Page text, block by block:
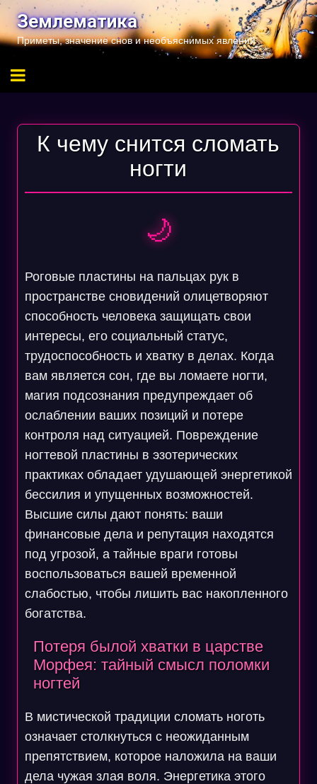
Перейти
содержимому
Землематика
Приметы, значение снов и необъяснимых явлений
К чему снится сломать
ногти
🌙
Роговые пластины на пальцах рук в
пространстве сновидений олицетворяют
способность человека защищать свои
интересы, его социальный статус,
трудоспособность и хватку в делах. Когда
вам является сон, где вы ломаете ногти,
магия подсознания предупреждает об
ослаблении ваших позиций и потере
контроля над ситуацией. Повреждение
ногтевой пластины в эзотерических
практиках обладает удушающей энергетикой
бессилия и упущенных возможностей.
Высшие силы дают понять: ваши
финансовые дела и репутация находятся
под угрозой, а тайные враги готовы
воспользоваться вашей временной
слабостью, чтобы лишить вас накопленного
богатства.
Потеря былой хватки в царстве
Морфея: тайный смысл поломки
ногтей
В мистической традиции сломать ноготь
означает столкнуться с неожиданным
препятствием, которое наложила на ваши
дела чужая злая воля. Энергетика этого